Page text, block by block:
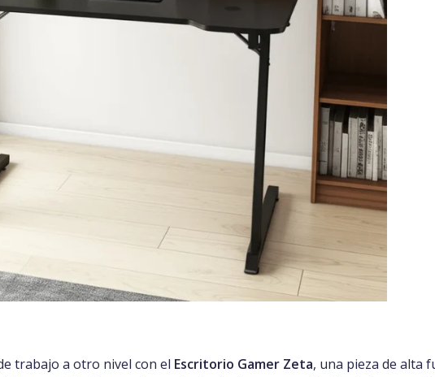
trabajo a otro nivel con el Escritorio Gamer Zeta, una pieza de alta